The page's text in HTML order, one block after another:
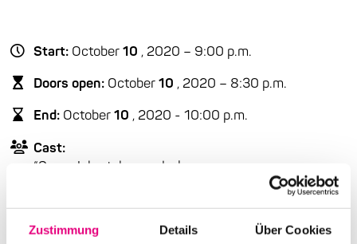
Zustimmung Details Über Cookies
Start: October10 , 2020 – 9:00 p.m.
Doors open: October10 , 2020 – 8:30 p.m.
End: October10, 2020 - 10:00 p.m.
Cast:
“Sona Jobarteh: vocals, kora
Mamadou Sarr: percussion, vocals
Andi McLean: bass, vocals